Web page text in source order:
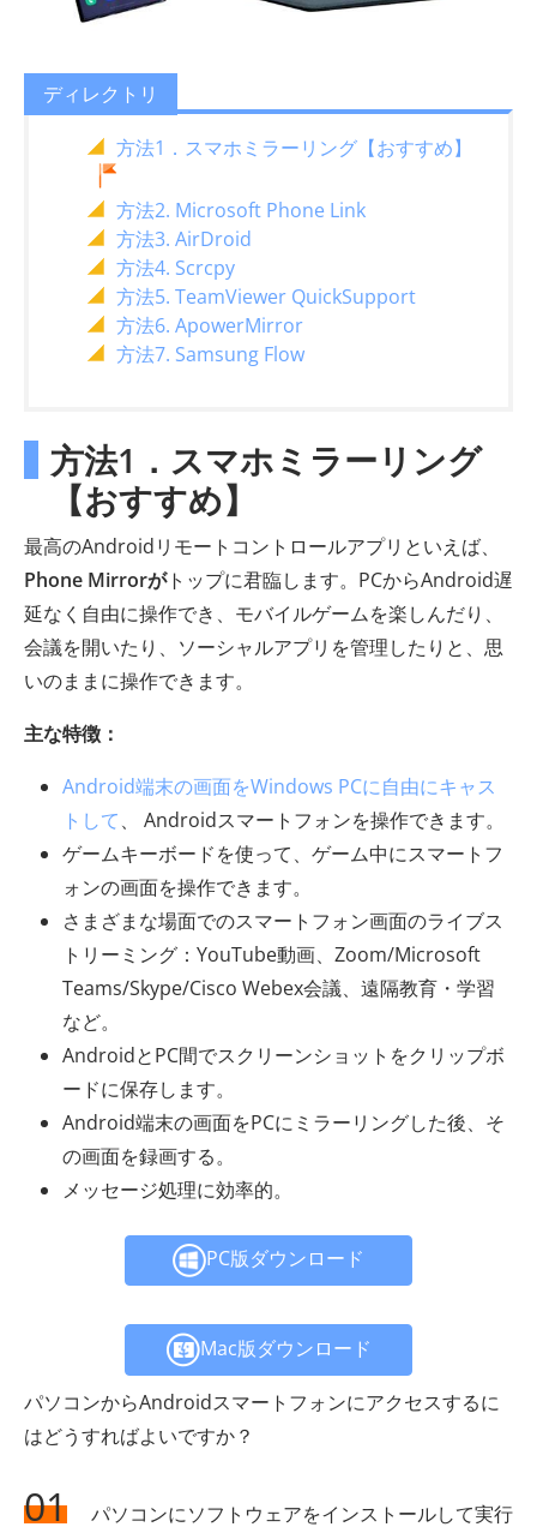
ディレクトリ
方法1．スマホミラーリング【おすすめ】
方法2. Microsoft Phone Link
方法3. AirDroid
方法4. Scrcpy
方法5. TeamViewer QuickSupport
方法6. ApowerMirror
方法7. Samsung Flow
方法1．スマホミラーリング
【おすすめ】
最高のAndroidリモートコントロールアプリといえば、
Phone Mirrorがトップに君臨します。PCからAndroid遅
延なく自由に操作でき、モバイルゲームを楽しんだり、
会議を開いたり、ソーシャルアプリを管理したりと、思
いのままに操作できます。
主な特徴：
Android端末の画面をWindows PCに自由にキャス
トして、 Androidスマートフォンを操作できます。
ゲームキーボードを使って、ゲーム中にスマートフ
ォンの画面を操作できます。
さまざまな場面でのスマートフォン画面のライブス
トリーミング：YouTube動画、Zoom/Microsoft
Teams/Skype/Cisco Webex会議、遠隔教育・学習
など。
AndroidとPC間でスクリーンショットをクリップボ
ードに保存します。
Android端末の画面をPCにミラーリングした後、そ
の画面を録画する。
メッセージ処理に効率的。
PC版ダウンロード
Mac版ダウンロード
パソコンからAndroidスマートフォンにアクセスするに
はどうすればよいですか？
01 パソコンにソフトウェアをインストールして実行